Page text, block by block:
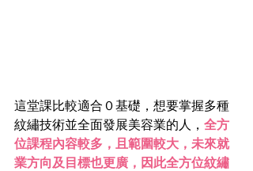
這堂課比較適合０基礎，想要掌握多種
紋繡技術並全面發展美容業的人， 全方
位課程內容較多，且範圍較大，未來就
業方向及目標也更廣，因此全方位紋繡